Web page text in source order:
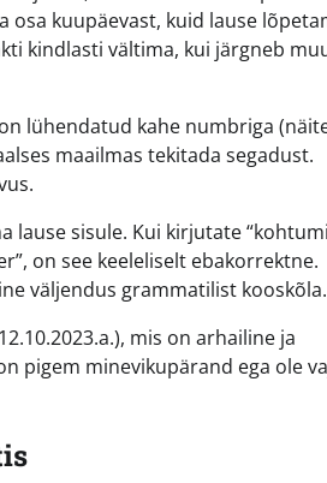
osa kuupäevast, kuid lause
kindlasti vältima, kui järgneb
lühendatud kahe numbriga
maailmas tekitada segadust.
lause sisule. Kui kirjutate
on see keeleliselt ebakorrektne.
väljendus grammatilist kooskõla.
mis on arhailine ja
pigem minevikupärand ega ole